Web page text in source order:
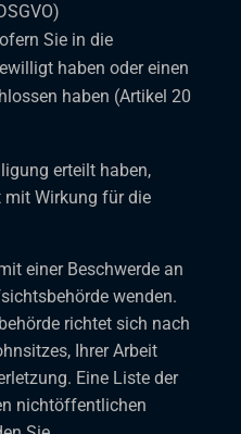
Sie in die
haben oder einen
haben (Artikel 20
erteilt haben,
mit Wirkung für die
einer Beschwerde an
wenden.
richtet sich nach
Ihrer Arbeit
Eine Liste der
nichtöffentlichen